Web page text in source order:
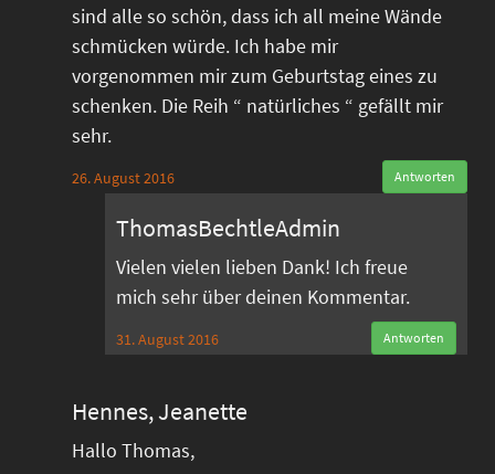
sind alle so schön, dass ich all meine Wände
schmücken würde. Ich habe mir
vorgenommen mir zum Geburtstag eines zu
schenken. Die Reih “ natürliches “ gefällt mir
sehr.
26. August 2016 Antworten
ThomasBechtleAdmin
Vielen vielen lieben Dank! Ich freue
mich sehr über deinen Kommentar.
31. August 2016 Antworten
Hennes, Jeanette
Hallo Thomas,